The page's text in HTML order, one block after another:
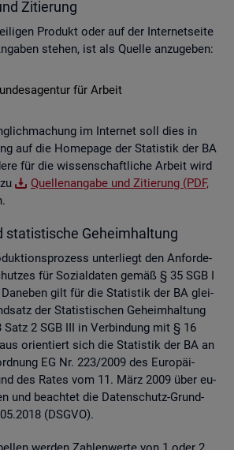
Zi­tie­rung
Pro­dukt oder auf der In­ter­net­sei­te
ste­hen, ist als Quel­le an­zu­ge­ben:
für Ar­beit
im In­ter­net soll dies in
auf die Home­page der Sta­tis­tik der BA
für die wis­sen­schaft­li­che Ar­beit wird
Quel­len­an­ga­be und Zi­tie­rung (PDF,
sta­tis­ti­sche Ge­heim­hal­tung
un­ter­liegt den An­for­de­
für So­zi­al­da­ten gemäß § 35 SGB I
Da­ne­ben gilt für die Sta­tis­tik der BA glei­
der Sta­tis­ti­schen Ge­heim­hal­tung
2 SGB III in Ver­bin­dung mit § 16
ori­en­tiert sich die Sta­tis­tik der BA an
EG Nr. 223/2009 des Eu­ro­päi­
des Rates vom 11. März 2009 über eu­
und be­ach­tet die Da­ten­schutz-Grund­
(DSGVO).